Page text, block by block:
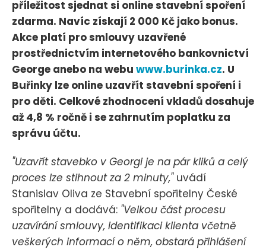
příležitost sjednat si online stavební spoření
zdarma. Navíc získají 2 000 Kč jako bonus.
Akce platí pro smlouvy uzavřené
prostřednictvím internetového bankovnictví
George anebo na webu www.burinka.cz. U
Buřinky lze online uzavřít stavební spoření i
pro děti. Celkové zhodnocení vkladů dosahuje
až 4,8 % ročně i se zahrnutím poplatku za
správu účtu.
"Uzavřít stavebko v Georgi je na pár kliků a celý
proces lze stihnout za 2 minuty,"uvádí
Stanislav Oliva ze Stavební spořitelny České
spořitelny a dodává: "Velkou část procesu
uzavírání smlouvy, identifikaci klienta včetně
veškerých informací o něm, obstará přihlášení